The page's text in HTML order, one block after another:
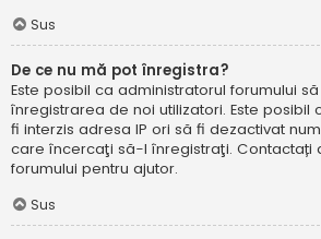
Sus
De ce nu mă pot înregistra?
Este posibil ca administratorul forumului
înregistrarea de noi utilizatori. Este posibil
fi interzis adresa IP ori să fi dezactivat
care încercaţi să-l înregistraţi. Contactați
forumului pentru ajutor.
Sus